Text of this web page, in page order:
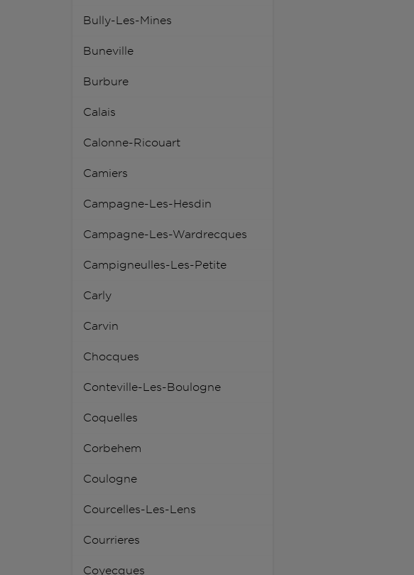
Bully-Les-Mines
Buneville
Burbure
Calais
Calonne-Ricouart
Camiers
Campagne-Les-Hesdin
Campagne-Les-Wardrecques
Campigneulles-Les-Petite
Carly
Carvin
Chocques
Conteville-Les-Boulogne
Coquelles
Corbehem
Coulogne
Courcelles-Les-Lens
Courrieres
Coyecques